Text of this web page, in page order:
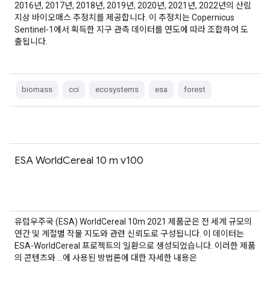
2016년, 2017년, 2018년, 2019년, 2020년, 2021년, 2022년의 산림
지상 바이오매스 추정치를 제공합니다. 이 추정치는 Copernicus
Sentinel-1에서 획득한 지구 관측 데이터를 연도에 따라 조합하여 도
출됩니다.
biomass cci ecosystems esa forest
ESA WorldCereal 10 m v100
유럽우주국 (ESA) WorldCereal 10m 2021 제품군은 전 세계 규모의
연간 및 계절별 작물 지도와 관련 신뢰도로 구성됩니다. 이 데이터는
ESA-WorldCereal 프로젝트의 일환으로 생성되었습니다. 이러한 제품
의 콘텐츠와 …에 사용된 방법론에 대한 자세한 내용은